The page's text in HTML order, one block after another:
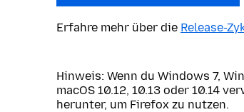
Erfahre mehr über die Release-
Hinweis: Wenn du Windows 7,
macOS 10.12, 10.13 oder 10.14
herunter, um Firefox zu nutzen.